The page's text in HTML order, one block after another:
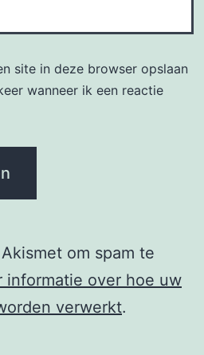
site in deze browser opslaan
wanneer ik een reactie
om spam te
informatie over hoe uw
verwerkt.